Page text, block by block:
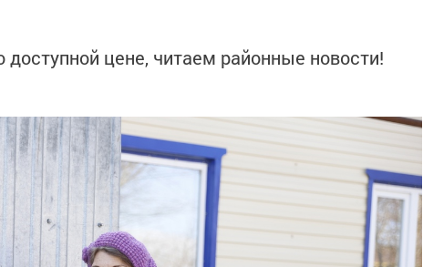
цене, читаем районные новости!